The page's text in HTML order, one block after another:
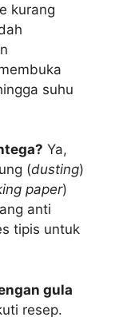
kurang
suhu
Ya,
(dusting)
paper)
anti
tipis untuk
gula
resep.